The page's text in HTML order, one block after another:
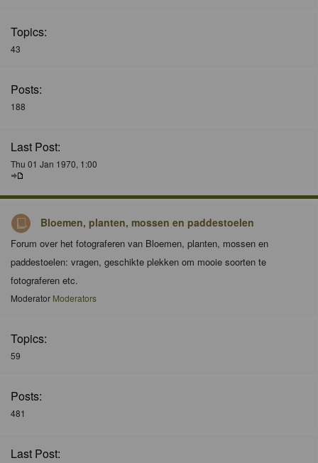
Topics:
43
Posts:
188
Last Post:
Thu 01 Jan 1970, 1:00
Bloemen, planten, mossen en paddestoelen
Forum over het fotograferen van Bloemen, planten, mossen en
paddestoelen: vragen, geschikte plekken om mooie soorten te
fotograferen etc.
Moderator Moderators
Topics:
59
Posts:
481
Last Post: